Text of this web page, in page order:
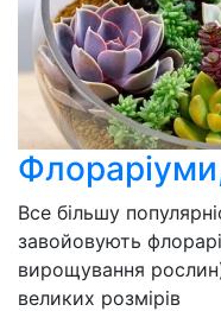
Все більшу
завойовують
вирощування
великих розмірів